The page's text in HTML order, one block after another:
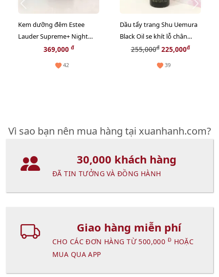
Kem dưỡng đêm Estee
Lauder Supreme+ Night
phục hồi và tăng sinh
369,000 đ
42
Dầu tẩy trang Shu Uemura
Black Oil se khít lỗ chân
lông, sạch bã nhờn - 50ml
255,000đ225,000đ
39
Vì sao bạn nên mua hàng tại xuanhanh.com?
30,000 khách hàng
ĐÃ TIN TƯỞNG VÀ ĐỒNG HÀNH
Giao hàng miễn phí
CHO CÁC ĐƠN HÀNG TỪ 500,000 Đ HOẶC
MUA QUA APP